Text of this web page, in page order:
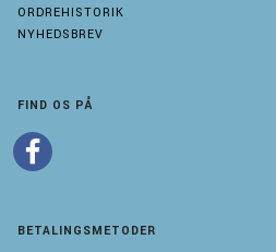
ORDREHISTORIK
NYHEDSBREV
FIND OS PÅ
BETALINGSMETODER